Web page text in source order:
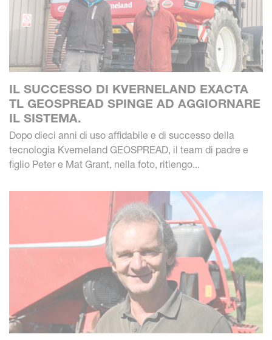
IL SUCCESSO DI KVERNELAND EXACTA
TL GEOSPREAD SPINGE AD AGGIORNARE
IL SISTEMA.
Dopo dieci anni di uso affidabile e di successo della
tecnologia Kverneland GEOSPREAD, il team di padre e
figlio Peter e Mat Grant, nella foto, ritiengo...